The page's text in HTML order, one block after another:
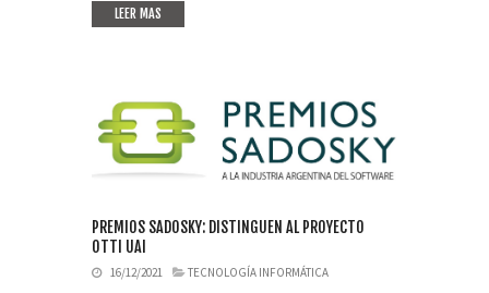
LEER MAS
PREMIOS SADOSKY: DISTINGUEN AL PROYECTO
OTTI UAI
16/12/2021 TECNOLOGÍA INFORMÁTICA